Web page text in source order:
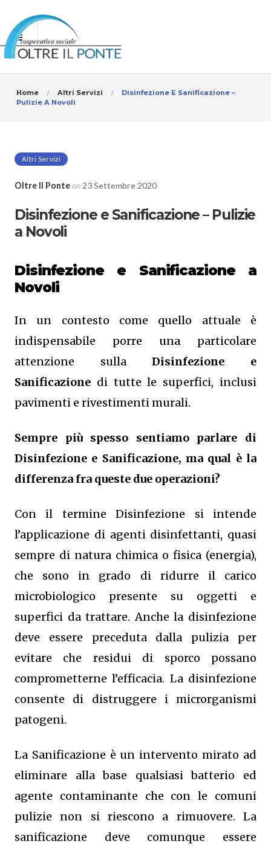
Home Altri Servizi
Disinfezione E Sanificazione –
Pulizie A Novoli
Altri Servizi
Oltre Il Ponteon23 Settembre 2020
Disinfezione e Sanificazione – Pulizie
a Novoli
Disinfezione e Sanificazione a
Novoli
In un contesto come quello attuale è
indispensabile porre una particolare
attenzione sullaDisinfezione e
Sanificazione di tutte le superfici, inclusi
pavimenti e rivestimenti murali.
Sempre più spesso sentiamo parlare di
Disinfezione e Sanificazione, ma qual è la
differenza fra queste due operazioni?
Con il termine Disinfezione si intende
l’applicazione di agenti disinfettanti, quasi
sempre di natura chimica o fisica (energia),
che sono in grado di ridurre il carico
microbiologico presente su oggetti e
superfici da trattare. Anche la disinfezione
deve essere preceduta dalla pulizia per
evitare che residui di sporco possano
comprometterne l’efficacia. La disinfezione
consente di distruggere i microrganismi
patogeni.
La Sanificazione è un intervento mirato ad
eliminare alla base qualsiasi batterio ed
agente contaminante che con le comuni
pulizie non si riescono a rimuovere. La
sanificazione deve comunque essere